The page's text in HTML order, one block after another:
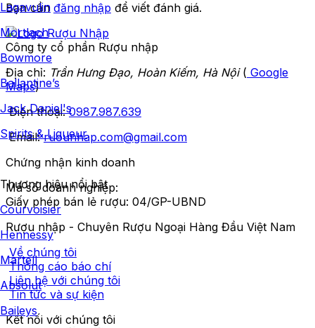
Lagavulin
Mortlach
Bowmore
Ballantine’s
Jack Daniel's
Spirits & Liqueur
Thương hiệu nổi bật
Courvoisier
Hennessy
Martell
Absolut
Baileys
Bạn cần đăng nhập để viết đánh giá.
Công ty cổ phần Rượu nhập
Địa chỉ: Trần Hưng Đạo, Hoàn Kiếm, Hà Nội( Google
Maps)
Điện thoại:0987.987.639
Email:ruounhap.com@gmail.com
Chứng nhận kinh doanh
Mã số doanh nghiệp:
Giấy phép bán lẻ rượu: 04/GP-UBND
Rượu nhập - Chuyên Rượu Ngoại Hàng Đầu Việt Nam
Về chúng tôi
Thông cáo báo chí
Liên hệ với chúng tôi
Tin tức và sự kiện
Kết nối với chúng tôi